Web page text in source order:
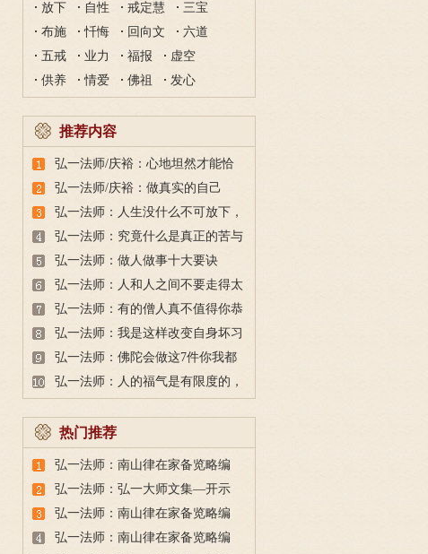
放下
自性 戒定慧
三宝
布施
忏悔 回向文
六道
五戒
业力 福报
虚空
供养
情爱 佛祖 发心
推荐内容
弘一法师/庆裕：心地坦然才能恰
到好处
弘一法师/庆裕：做真实的自己
弘一法师：人生没什么不可放下，
何必跟自己过不去？
弘一法师：究竟什么是真正的苦与
乐？应该追求哪方面的乐趣？
弘一法师：做人做事十大要诀
弘一法师：人和人之间不要走得太
近
弘一法师：有的僧人真不值得你恭
敬？弘一大师这么看
弘一法师：我是这样改变自身坏习
惯的
弘一法师：佛陀会做这7件你我都
难做到的小事
弘一法师：人的福气是有限度的，
热门推荐
弘一法师：南山律在家备览略编
（宗体篇）
弘一法师：弘一大师文集—开示
弘一法师：南山律在家备览略编
（别行篇）
弘一法师：南山律在家备览略编